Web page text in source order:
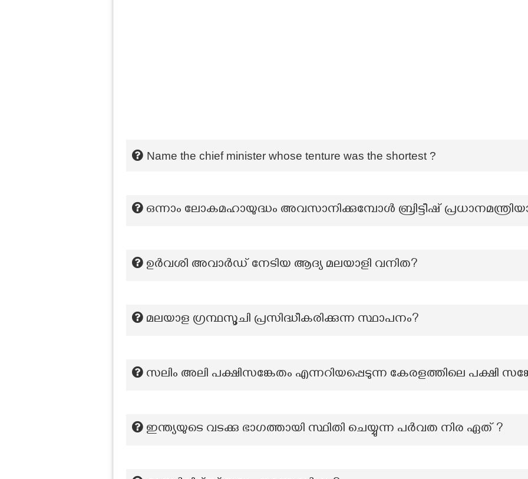
Name the chief minister whose tenture was the shortest ?
ഒന്നാം ലോകമഹായുദ്ധം അവസാനിക്കുമ്പോൾ ബ്രിട്ടീഷ്
ഉർവശി അവാർഡ് നേടിയ ആദ്യ മലയാളി വനിത?
മലയാള ഗ്രന്ഥസൂചി പ്രസിദ്ധീകരിക്കുന്ന സ്ഥാപനം?
സലിം അലി പക്ഷിസങ്കേതം എന്നറിയപ്പെടുന്ന കേരളത്തിലെ പക്ഷി
ഇന്ത്യയുടെ വടക്കു ഭാഗത്തായി സ്ഥിതി ചെയ്യുന്ന പർവത നിര ഏത് ?